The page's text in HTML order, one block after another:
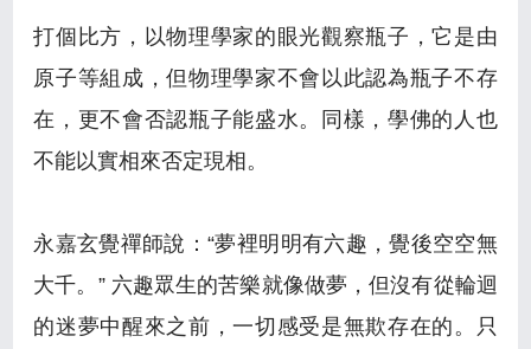
打個比方，以物理學家的眼光觀察瓶子，它是由
原子等組成，但物理學家不會以此認為瓶子不存
在，更不會否認瓶子能盛水。同樣，學佛的人也
不能以實相來否定現相。
永嘉玄覺禪師說：“夢裡明明有六趣，覺後空空無
大千。” 六趣眾生的苦樂就像做夢，但沒有從輪迴
的迷夢中醒來之前，一切感受是無欺存在的。只